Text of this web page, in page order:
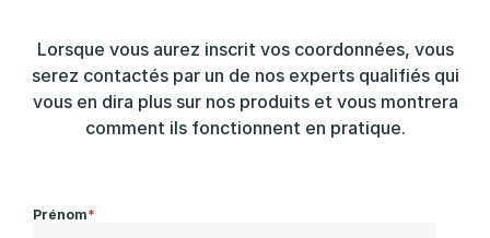
Lorsque vous aurez inscrit vos coordonnées, vous
serez contactés par un de nos experts qualifiés qui
vous en dira plus sur nos produits et vous montrera
comment ils fonctionnent en pratique.
Prénom*